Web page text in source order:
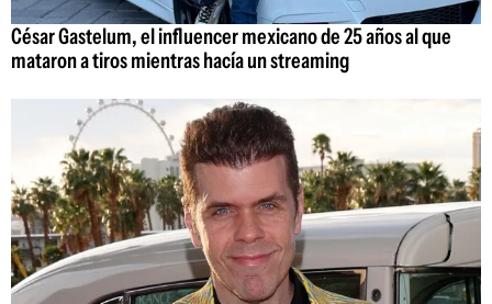
César Gastelum, el influencer mexicano de 25 años al que
mataron a tiros mientras hacía un streaming